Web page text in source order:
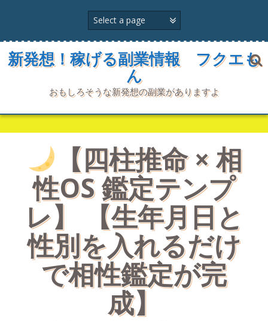
ン
プ
新発想！稼げる副業情報 フクエも
ん
おもしろそうな新発想の副業がありますよ
【四柱推命 × 相
性OS 鑑定テンプ
レ】 【生年月日と
性別を入れるだけ
で相性鑑定が完
成】